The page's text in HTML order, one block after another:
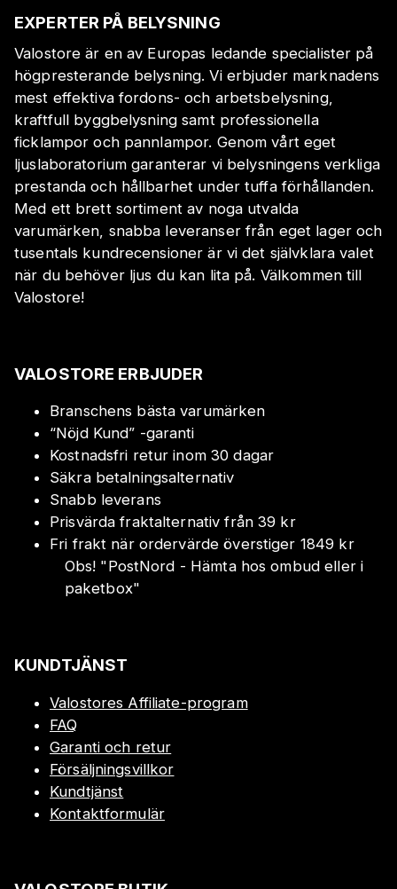
EXPERTER PÅ BELYSNING
Valostore är en av Europas ledande specialister på
högpresterande belysning. Vi erbjuder marknadens
mest effektiva fordons- och arbetsbelysning,
kraftfull byggbelysning samt professionella
ficklampor och pannlampor. Genom vårt eget
ljuslaboratorium garanterar vi belysningens verkliga
prestanda och hållbarhet under tuffa förhållanden.
Med ett brett sortiment av noga utvalda
varumärken, snabba leveranser från eget lager och
tusentals kundrecensioner är vi det självklara valet
när du behöver ljus du kan lita på. Välkommen till
Valostore!
VALOSTORE ERBJUDER
Branschens bästa varumärken
“Nöjd Kund” -garanti
Kostnadsfri retur inom 30 dagar
Säkra betalningsalternativ
Snabb leverans
Prisvärda fraktalternativ från 39 kr
Fri frakt när ordervärde överstiger 1849 kr
Obs! "PostNord - Hämta hos ombud eller i
paketbox"
KUNDTJÄNST
Valostores Affiliate-program
FAQ
Garanti och retur
Försäljningsvillkor
Kundtjänst
Kontaktformulär